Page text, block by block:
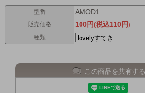
型番 AMOD1
販売価格 100円(税込110円)
種類
この商品を共有する